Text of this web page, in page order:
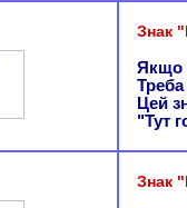
Знак
Якщо
Треба
Цей
"Тут
Знак